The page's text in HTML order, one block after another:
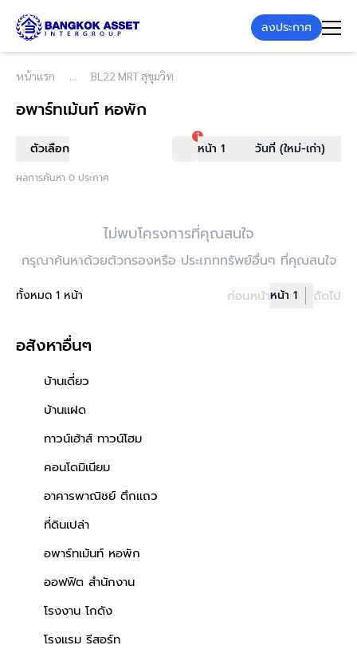
ลงประกาศ
หน้าแรก BL22 MRT สุขุมวิท
อพาร์ทเม้นท์ หอพัก
ตัวเลือก
1
หน้า 1 วันที่ (ใหม่-เก่า)
ผลการค้นหา 0 ประกาศ
ไม่พบโครงการที่คุณสนใจ
กรุณาค้นหาด้วยตัวกรองหรือ ประเภททรัพย์อื่นๆ ที่คุณสนใจ
ทั้งหมด 1 หน้า ก่อนหน้าหน้า 1 ถัดไป
อสังหาอื่นๆ
บ้านเดี่ยว
บ้านแฝด
ทาวน์เฮ้าส์ ทาวน์โฮม
คอนโดมิเนียม
อาคารพาณิชย์ ตึกแถว
ที่ดินเปล่า
อพาร์ทเม้นท์ หอพัก
ออฟฟิต สำนักงาน
โรงงาน โกดัง
โรงแรม รีสอร์ท